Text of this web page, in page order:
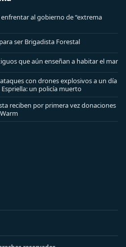
al gobierno de “extrema
ser Brigadista Forestal
que aún enseñan a habitar el mar
con drones explosivos a un día
un policía muerto
reciben por primera vez donaciones